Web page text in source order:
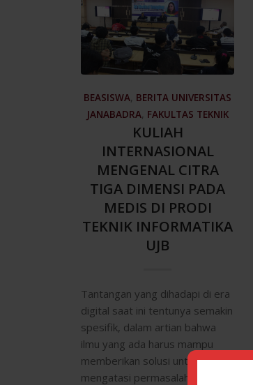
BEASISWA, BERITA UNIVERSITAS
JANABADRA, FAKULTAS TEKNIK
KULIAH
INTERNASIONAL
MENGENAL CITRA
TIGA DIMENSI PADA
MEDIS DI PRODI
TEKNIK INFORMATIKA
UJB
Tantangan yang dihadapi di era
digital saat ini tentunya semakin
spesifik, dalam artian bahwa
ilmu yang ada harus mampu
memberikan solusi untuk
mengatasi permasalahan yang